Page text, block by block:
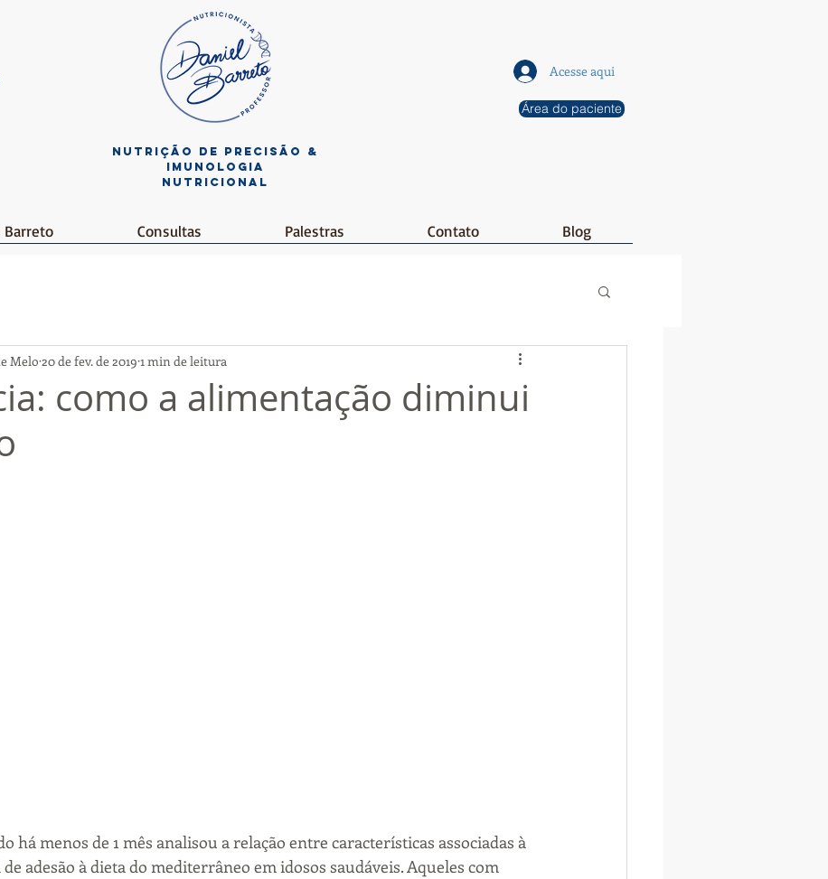
Acesse aqui
Área do paciente
NUTRIÇÃO de PRECISÃO &
imunologia
nutricional
Barreto Consultas Palestras Contato Blog
como a alimentação diminui
Melo 20 de fev. de 2019 1 min de leitura
há menos de 1 mês analisou a relação entre características associadas à
adesão à dieta do mediterrâneo em idosos saudáveis. Aqueles com